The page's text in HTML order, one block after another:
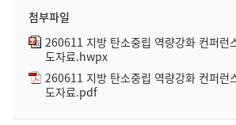
첨부파일
260611 지방 탄소중립 역량강화 컨퍼런
도자료.hwpx
260611 지방 탄소중립 역량강화 컨퍼런
도자료.pdf